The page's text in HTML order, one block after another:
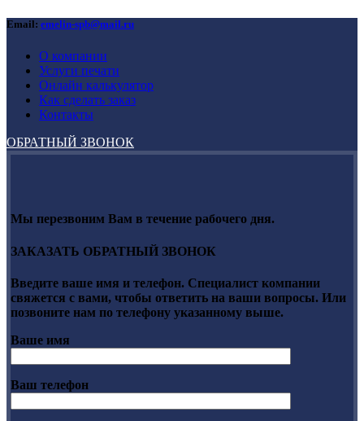
Email: emelin-spb@mail.ru
О компании
Услуги печати
Онлайн калькулятор
Как сделать заказ
Контакты
ОБРАТНЫЙ ЗВОНОК
Мы перезвоним Вам в течение рабочего дня.
ЗАКАЗАТЬ ОБРАТНЫЙ ЗВОНОК
Введите ваше имя и телефон. Специалист компании
свяжется с вами, чтобы ответить на ваши вопросы. Или
позвоните нам по телефону указанному выше.
Ваше имя
Ваш телефон